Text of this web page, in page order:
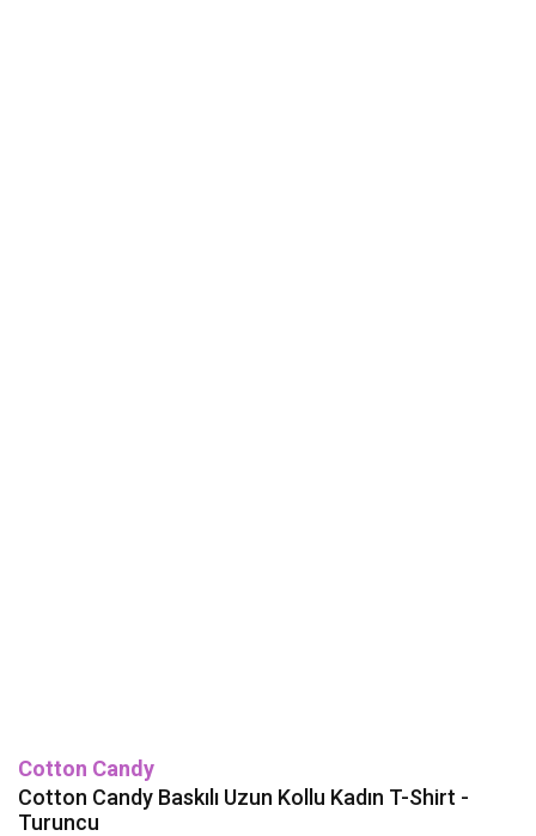
Cotton Candy
Cotton Candy Baskılı Uzun Kollu Kadın T-Shirt -
Turuncu